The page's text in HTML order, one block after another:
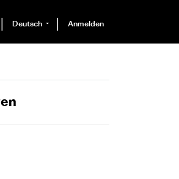
Deutsch Anmelden